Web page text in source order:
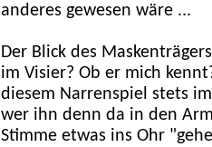
anderes gewesen wäre ...
Der Blick des
im Visier? Ob er mich
diesem Narrenspiel stets
wer ihn denn da in den
Stimme etwas ins Ohr